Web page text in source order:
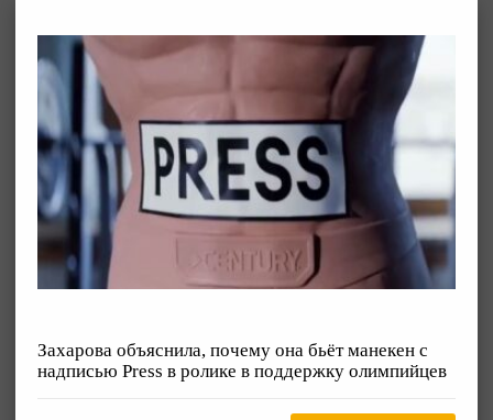
Захарова объяснила, почему она бьёт манекен с
надписью Press в ролике в поддержку олимпийцев